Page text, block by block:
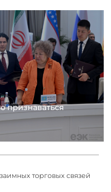
признаваться
торговых связей